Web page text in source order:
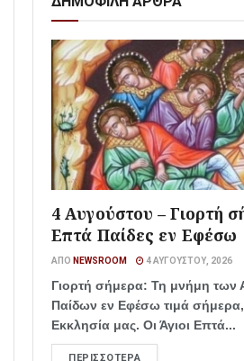
4 Αυγούστου – Γιορτή
Επτά Παίδες εν Εφέσω
ΑΠΌ NEWSROOM 4 ΑΥΓΟΎΣΤΟΥ, 2026
Γιορτή σήμερα: Τη μνήμη των
Παίδων εν Εφέσω τιμά
Εκκλησία μας. Οι Άγιοι Επτά...
ΠΕΡΙΣΣΌΤΕΡΑ